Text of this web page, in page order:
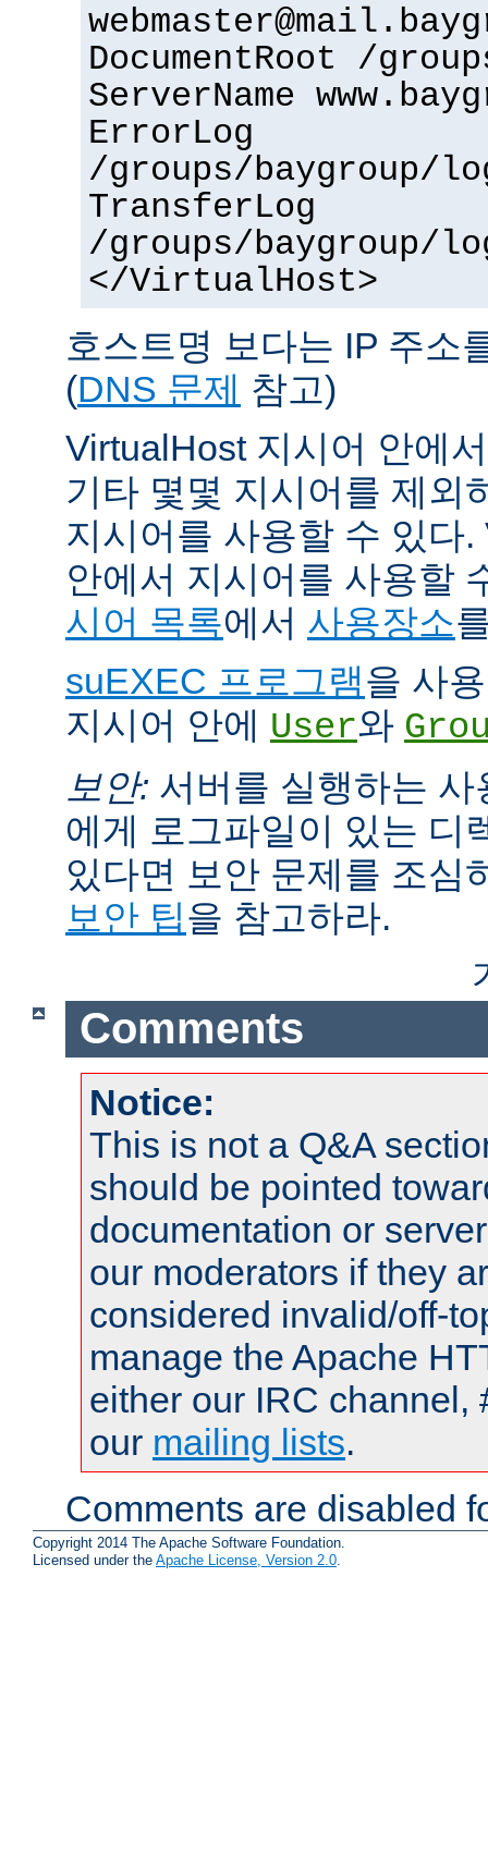
DocumentRoot /
ServerName
ErrorLog
/groups/baygroup/
TransferLog
/groups/baygroup/
</VirtualHost>
호스트명 보다는 IP 주소
(DNS 문제 참고)
VirtualHost 지시어 안에
기타 몇몇 지시어를 제외
지시어를 사용할 수 있다
안에서 지시어를 사용할
시어 목록에서 사용장소
suEXEC 프로그램을 사
지시어 안에 User와
보안: 서버를 실행하는
에게 로그파일이 있는 디
있다면 보안 문제를 조심
보안 팁을 참고하라.
Comments
Notice:
This is not a Q&A
should be pointed
documentation or
our moderators if they
considered invalid/off-
manage the Apache
either our IRC channel,
our mailing lists.
Comments are disabled
Copyright 2014 The Apache Software Foundation.
Licensed under the Apache License, Version 2.0